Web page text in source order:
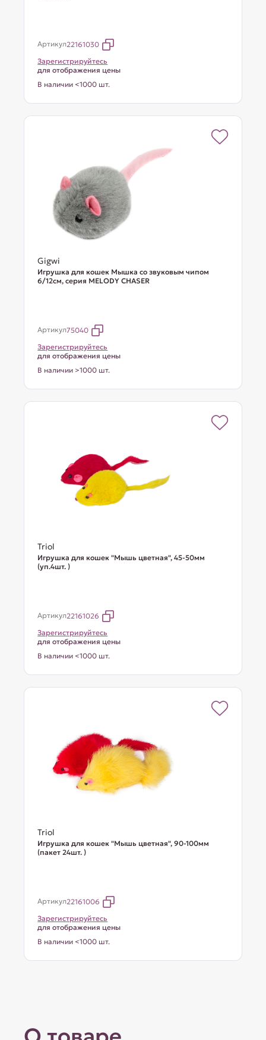
Артикул22161030
Зарегистрируйтесь
для отображения цены
В наличии <1000 шт.
Gigwi
Игрушка для кошек Мышка со звуковым чипом
6/12см, серия MELODY CHASER
Артикул75040
Зарегистрируйтесь
для отображения цены
В наличии >1000 шт.
Triol
Игрушка для кошек "Мышь цветная", 45-50мм
(уп.4шт. )
Артикул22161026
Зарегистрируйтесь
для отображения цены
В наличии <1000 шт.
Triol
Игрушка для кошек "Мышь цветная", 90-100мм
(пакет 24шт. )
Артикул22161006
Зарегистрируйтесь
для отображения цены
В наличии <1000 шт.